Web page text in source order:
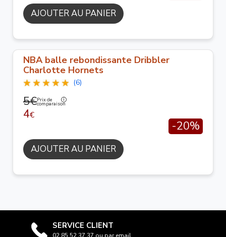
AJOUTER AU PANIER
NBA balle rebondissante Dribbler
Charlotte Hornets
(6)
5€Prix de
comparaison
4€
-20%
AJOUTER AU PANIER
SERVICE CLIENT